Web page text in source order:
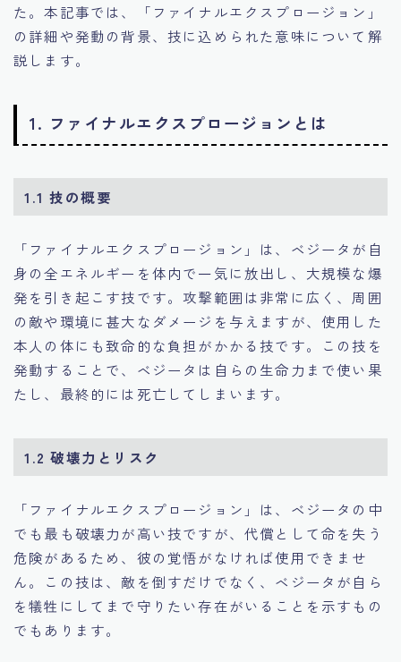
た。本記事では、「ファイナルエクスプロージョン」
の詳細や発動の背景、技に込められた意味について解
説します。
1. ファイナルエクスプロージョンとは
1.1 技の概要
「ファイナルエクスプロージョン」は、ベジータが自
身の全エネルギーを体内で一気に放出し、大規模な爆
発を引き起こす技です。攻撃範囲は非常に広く、周囲
の敵や環境に甚大なダメージを与えますが、使用した
本人の体にも致命的な負担がかかる技です。この技を
発動することで、ベジータは自らの生命力まで使い果
たし、最終的には死亡してしまいます。
1.2 破壊力とリスク
「ファイナルエクスプロージョン」は、ベジータの中
でも最も破壊力が高い技ですが、代償として命を失う
危険があるため、彼の覚悟がなければ使用できませ
ん。この技は、敵を倒すだけでなく、ベジータが自ら
を犠牲にしてまで守りたい存在がいることを示すもの
でもあります。